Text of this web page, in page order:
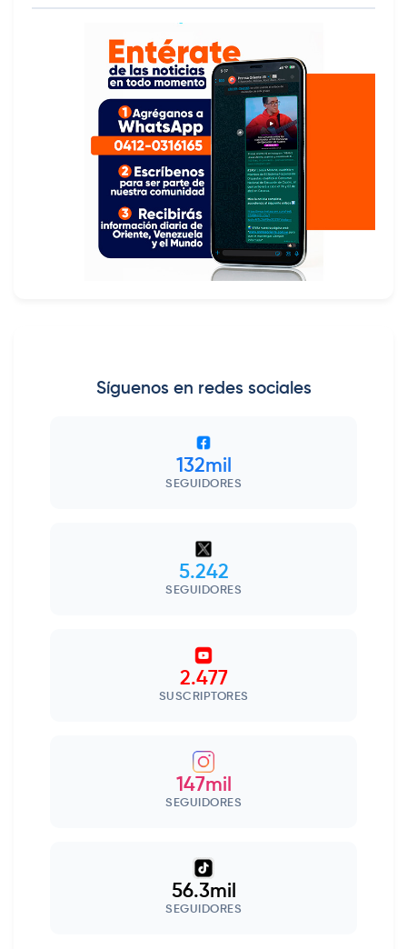
Síguenos en redes sociales
132mil
SEGUIDORES
5.242
SEGUIDORES
2.477
SUSCRIPTORES
147mil
SEGUIDORES
56.3mil
SEGUIDORES